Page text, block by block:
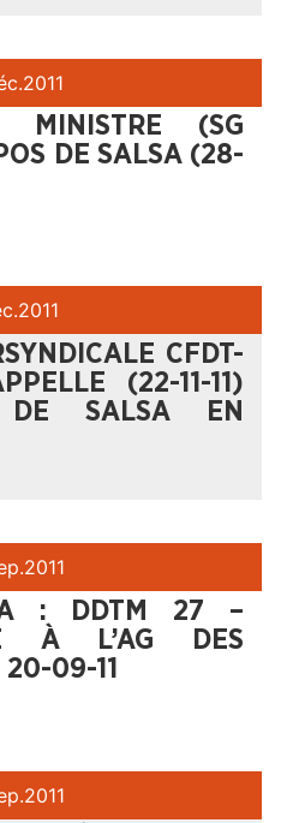
2011
(SG
DE SALSA (28-
2011
CFDT-
(22-11-11)
DE SALSA EN
2011
: DDTM 27 –
À L’AG DES
20-09-11
2011